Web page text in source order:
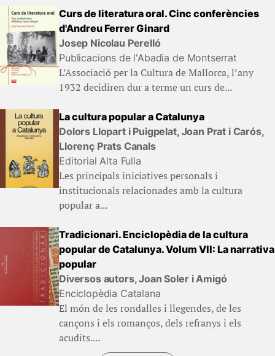
Curs de literatura oral. Cinc conferències
d'Andreu Ferrer Ginard
Josep Nicolau Perelló
Publicacions de l'Abadia de Montserrat
L’Associació per la Cultura de Mallorca, l’any
1932 de­cidiren dur a terme un curs de...
La cultura popular a Catalunya
Dolors Llopart i Puigpelat, Joan Prat i Carós,
Llorenç Prats Canals
Editorial Alta Fulla
Les principals iniciatives personals i
institucionals relacionades amb la cultura
popular a...
Tradicionari. Enciclopèdia de la cultura
popular de Catalunya. Volum VII: La narrativa
popular
Diversos autors, Joan Soler i Amigó
Enciclopèdia Catalana
El món de les rondalles i llegendes, de les
cançons i els romanços, dels refranys i els
acudits....